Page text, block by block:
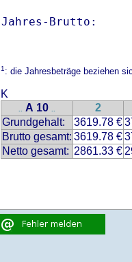
Jahres-
1: die Jahresbeträge beziehen
K
.. A 10 .. 2
Grundgehalt:
3619.78 €
Brutto gesamt: 3619.78 €
Netto gesamt: 2861.33 €